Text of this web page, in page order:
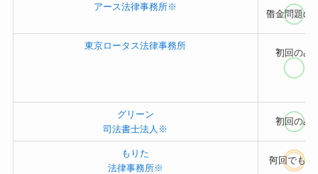
アース法律事務所※
?
借金問題の
東京ロータス法律事務所
?
初回のみ
グリーン
司法書士法人※
?
初回のみ
もりた
法律事務所※
?
何回でも